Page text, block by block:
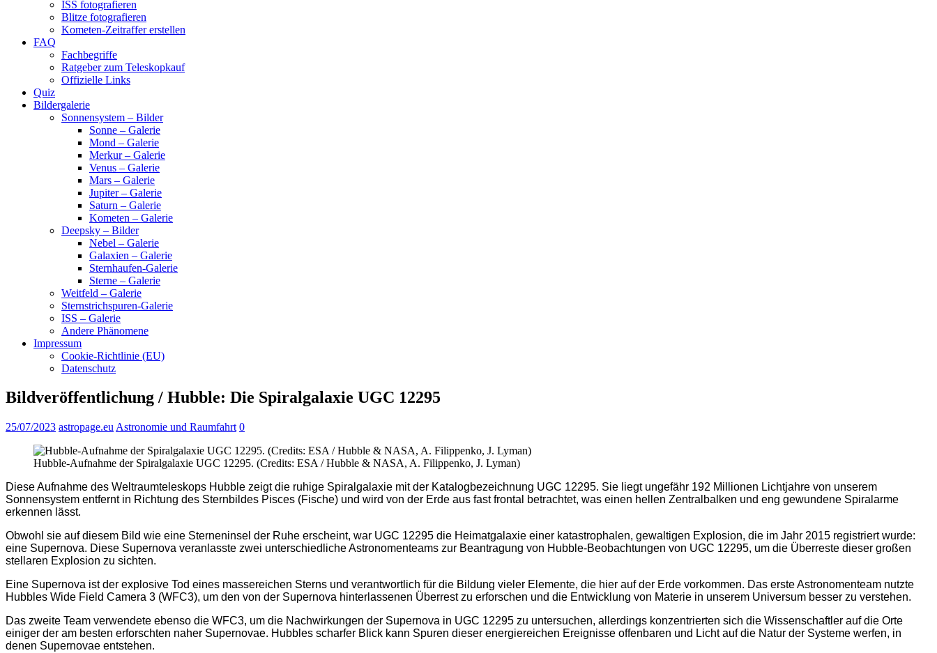
ISS fotografieren
Blitze fotografieren
Kometen-Zeitraffer erstellen
FAQ
Fachbegriffe
Ratgeber zum Teleskopkauf
Offizielle Links
Quiz
Bildergalerie
Sonnensystem – Bilder
Sonne – Galerie
Mond – Galerie
Merkur – Galerie
Venus – Galerie
Mars – Galerie
Jupiter – Galerie
Saturn – Galerie
Kometen – Galerie
Deepsky – Bilder
Nebel – Galerie
Galaxien – Galerie
Sternhaufen-Galerie
Sterne – Galerie
Weitfeld – Galerie
Sternstrichspuren-Galerie
ISS – Galerie
Andere Phänomene
Impressum
Cookie-Richtlinie (EU)
Datenschutz
Bildveröffentlichung / Hubble: Die Spiralgalaxie UGC 12295
25/07/2023 astropage.eu Astronomie und Raumfahrt 0
Hubble-Aufnahme der Spiralgalaxie UGC 12295. (Credits: ESA / Hubble & NASA, A. Filippenko, J. Lyman)
Diese Aufnahme des Weltraumteleskops Hubble zeigt die ruhige Spiralgalaxie mit der Katalogbezeichnung UGC 12295. Sie liegt ungefähr 192 Millionen Lichtjahre von unserem
Sonnensystem entfernt in Richtung des Sternbildes Pisces (Fische) und wird von der Erde aus fast frontal betrachtet, was einen hellen Zentralbalken und eng gewundene Spiralarme
erkennen lässt.
Obwohl sie auf diesem Bild wie eine Sterneninsel der Ruhe erscheint, war UGC 12295 die Heimatgalaxie einer katastrophalen, gewaltigen Explosion, die im Jahr 2015 registriert wurde:
eine Supernova. Diese Supernova veranlasste zwei unterschiedliche Astronomenteams zur Beantragung von Hubble-Beobachtungen von UGC 12295, um die Überreste dieser großen
stellaren Explosion zu sichten.
Eine Supernova ist der explosive Tod eines massereichen Sterns und verantwortlich für die Bildung vieler Elemente, die hier auf der Erde vorkommen. Das erste Astronomenteam nutzte
Hubbles Wide Field Camera 3 (WFC3), um den von der Supernova hinterlassenen Überrest zu erforschen und die Entwicklung von Materie in unserem Universum besser zu verstehen.
Das zweite Team verwendete ebenso die WFC3, um die Nachwirkungen der Supernova in UGC 12295 zu untersuchen, allerdings konzentrierten sich die Wissenschaftler auf die Orte
einiger der am besten erforschten naher Supernovae. Hubbles scharfer Blick kann Spuren dieser energiereichen Ereignisse offenbaren und Licht auf die Natur der Systeme werfen, in
denen Supernovae entstehen.